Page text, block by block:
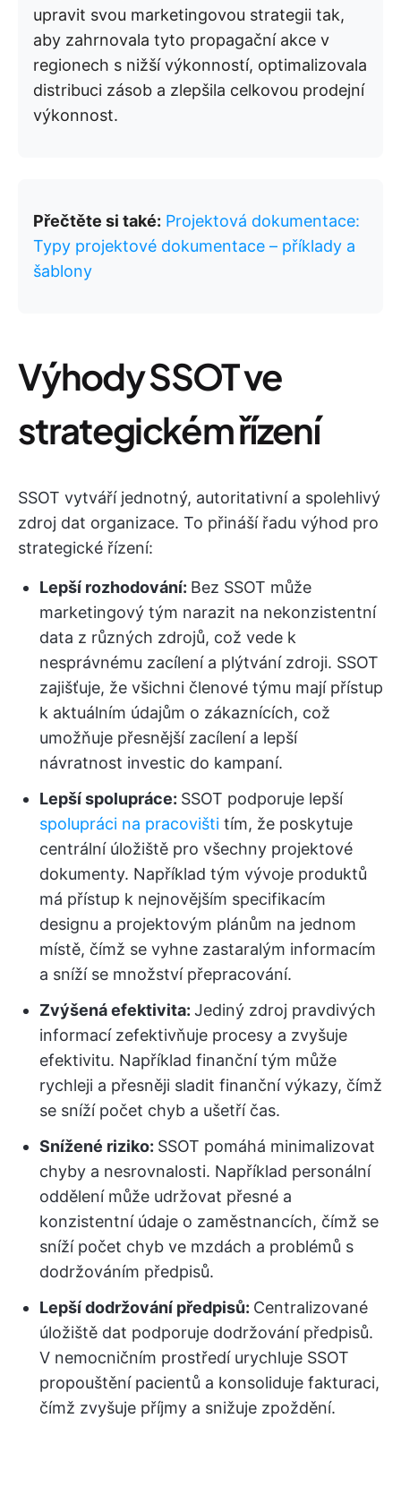
upravit svou marketingovou strategii tak,
aby zahrnovala tyto propagační akce v
regionech s nižší výkonností, optimalizovala
distribuci zásob a zlepšila celkovou prodejní
výkonnost.
Přečtěte si také: Projektová dokumentace:
Typy projektové dokumentace – příklady a
šablony
Výhody SSOT ve
strategickém řízení
SSOT vytváří jednotný, autoritativní a spolehlivý
zdroj dat organizace. To přináší řadu výhod pro
strategické řízení:
Lepší rozhodování: Bez SSOT může
marketingový tým narazit na nekonzistentní
data z různých zdrojů, což vede k
nesprávnému zacílení a plýtvání zdroji. SSOT
zajišťuje, že všichni členové týmu mají přístup
k aktuálním údajům o zákaznících, což
umožňuje přesnější zacílení a lepší
návratnost investic do kampaní.
Lepší spolupráce: SSOT podporuje lepší
spolupráci na pracovišti tím, že poskytuje
centrální úložiště pro všechny projektové
dokumenty. Například tým vývoje produktů
má přístup k nejnovějším specifikacím
designu a projektovým plánům na jednom
místě, čímž se vyhne zastaralým informacím
a sníží se množství přepracování.
Zvýšená efektivita: Jediný zdroj pravdivých
informací zefektivňuje procesy a zvyšuje
efektivitu. Například finanční tým může
rychleji a přesněji sladit finanční výkazy, čímž
se sníží počet chyb a ušetří čas.
Snížené riziko: SSOT pomáhá minimalizovat
chyby a nesrovnalosti. Například personální
oddělení může udržovat přesné a
konzistentní údaje o zaměstnancích, čímž se
sníží počet chyb ve mzdách a problémů s
dodržováním předpisů.
Lepší dodržování předpisů: Centralizované
úložiště dat podporuje dodržování předpisů.
V nemocničním prostředí urychluje SSOT
propouštění pacientů a konsoliduje fakturaci,
čímž zvyšuje příjmy a snižuje zpoždění.